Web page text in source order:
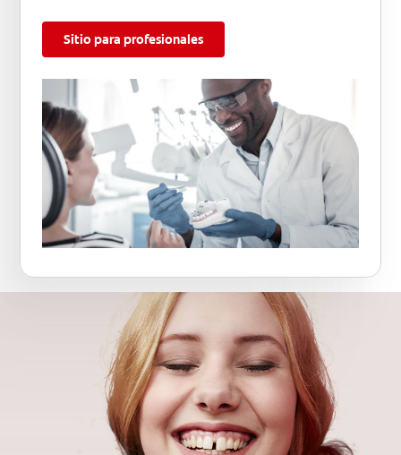
Sitio para profesionales